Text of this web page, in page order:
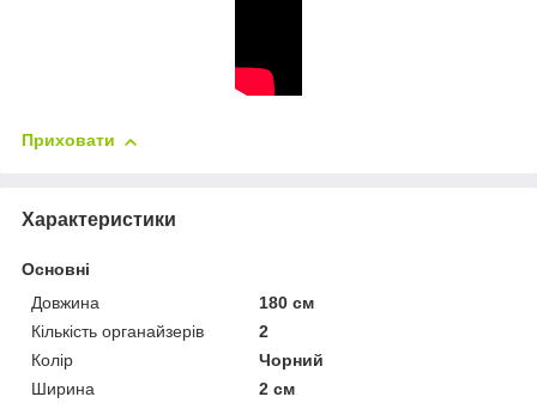
Приховати
Характеристики
Основні
Довжина
180 см
Кількість органайзерів
2
Колір
Чорний
Ширина
2 см